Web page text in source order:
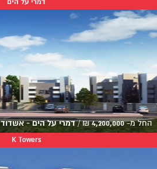
דמרי על הים
החל מ-4,200,000
₪
/דמרי על הים - אשדוד
K Towers